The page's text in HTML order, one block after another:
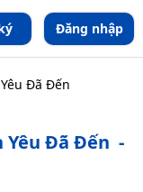
Đăng nhập
Đã Đến
Yêu Đã Đến -